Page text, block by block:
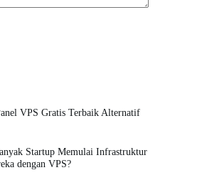
VPS Gratis Terbaik Alternatif
Startup Memulai Infrastruktur
dengan VPS?